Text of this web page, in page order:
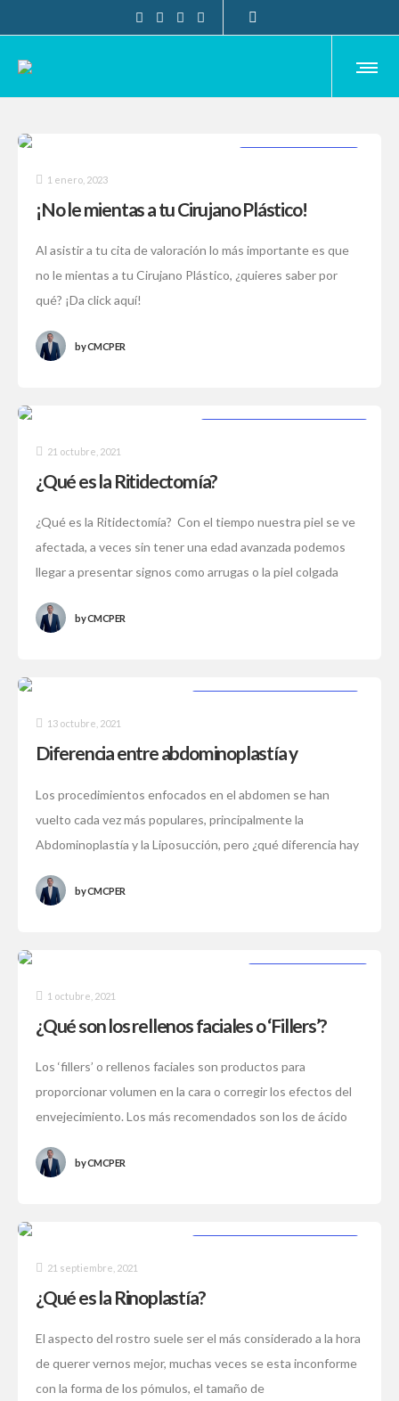
1 enero, 2023
¡No le mientas a tu Cirujano Plástico!
Al asistir a tu cita de valoración lo más importante es que
no le mientas a tu Cirujano Plástico, ¿quieres saber por
qué? ¡Da click aquí!
byCMCPER
21 octubre, 2021
¿Qué es la Ritidectomía?
¿Qué es la Ritidectomía? Con el tiempo nuestra piel se ve
afectada, a veces sin tener una edad avanzada podemos
llegar a presentar signos como arrugas o la piel colgada
byCMCPER
13 octubre, 2021
Diferencia entre abdominoplastía y
Los procedimientos enfocados en el abdomen se han
vuelto cada vez más populares, principalmente la
Abdominoplastía y la Liposucción, pero ¿qué diferencia hay
una
byCMCPER
1 octubre, 2021
¿Qué son los rellenos faciales o ‘Fillers’?
Los ‘fillers’ o rellenos faciales son productos para
proporcionar volumen en la cara o corregir los efectos del
envejecimiento. Los más recomendados son los de ácido
byCMCPER
21 septiembre, 2021
¿Qué es la Rinoplastía?
El aspecto del rostro suele ser el más considerado a la hora
de querer vernos mejor, muchas veces se esta inconforme
con la forma de los pómulos, el tamaño de